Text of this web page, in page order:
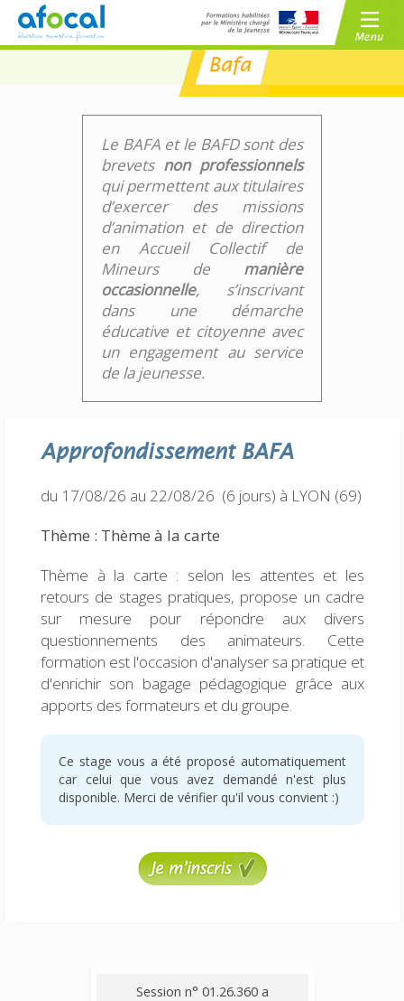
BAFA
BPJEPS
/
CPJEPS
Bafa
Le BAFA et le BAFD sont des
brevets non professionnels
qui permettent aux titulaires
d’exercer des missions
d’animation et de direction
en Accueil Collectif de
Mineurs de manière
occasionnelle, s’inscrivant
dans une démarche
éducative et citoyenne avec
un engagement au service
de la jeunesse.
ApprofondissementBAFA
du 17/08/26 au 22/08/26 (6 jours) à LYON (69)
Thème : Thème à la carte
Thème à la carte : selon les attentes et les
retours de stages pratiques, propose un cadre
sur mesure pour répondre aux divers
questionnements des animateurs. Cette
formation est l'occasion d'analyser sa pratique et
d'enrichir son bagage pédagogique grâce aux
apports des formateurs et du groupe.
Ce stage vous a été proposé automatiquement
car celui que vous avez demandé n'est plus
disponible. Merci de vérifier qu'il vous convient :)
Session n° 01.26.360 a